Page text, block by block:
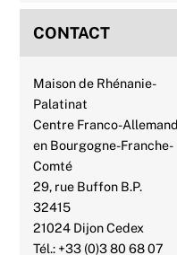
CONTACT
Maison de Rhénanie-
Palatinat
Centre Franco-Allemand
en Bourgogne-Franche-
Comté
29, rue Buffon B.P.
32415
21024 Dijon Cedex
Tél.: +33 (0)3 80 68 07